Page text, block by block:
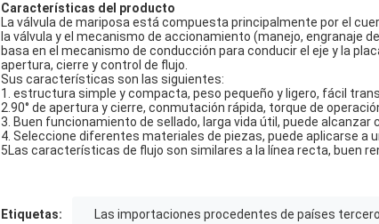
Características del producto
La válvula de mariposa está compuesta principalmente por el
la válvula y el mecanismo de accionamiento (manejo, engranaje
basa en el mecanismo de conducción para conducir el eje y la
apertura, cierre y control de flujo.
Sus características son las siguientes:
1. estructura simple y compacta, peso pequeño y ligero, fácil
2.90° de apertura y cierre, conmutación rápida, torque de
3. Buen funcionamiento de sellado, larga vida útil, puede alcanzar
4. Seleccione diferentes materiales de piezas, puede aplicarse a
5Las características de flujo son similares a la línea recta, buen
Etiquetas: Las importaciones procedentes de países